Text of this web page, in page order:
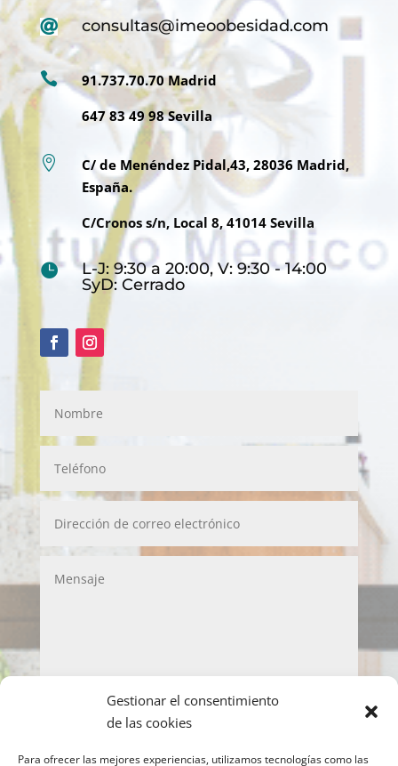
Gestionar el consentimiento
de las cookies
Para ofrecer las mejores experiencias, utilizamos tecnologías como las
 consultas@imeoobesidad.com

91.737.70.70 Madrid
647 83 49 98 Sevilla

C/ de Menéndez Pidal,43, 28036 Madrid,
España.
C/Cronos s/n, Local 8, 41014 Sevilla

L-J: 9:30 a 20:00, V: 9:30 - 14:00
SyD: Cerrado
de datos